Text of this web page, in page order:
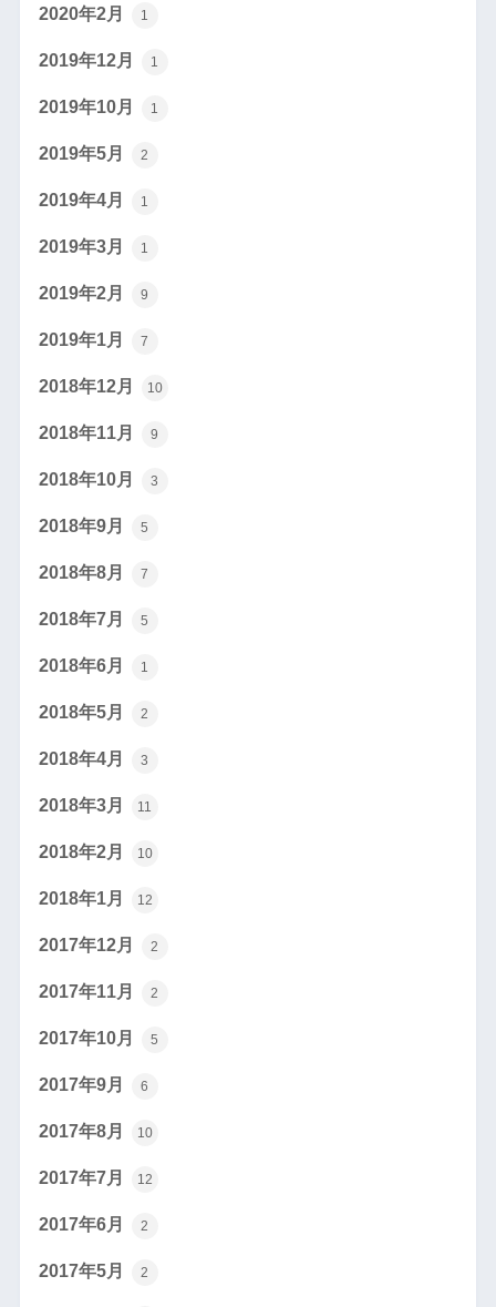
2020年2月 1
2019年12月 1
2019年10月 1
2019年5月 2
2019年4月 1
2019年3月 1
2019年2月 9
2019年1月 7
2018年12月 10
2018年11月 9
2018年10月 3
2018年9月 5
2018年8月 7
2018年7月 5
2018年6月 1
2018年5月 2
2018年4月 3
2018年3月 11
2018年2月 10
2018年1月 12
2017年12月 2
2017年11月 2
2017年10月 5
2017年9月 6
2017年8月 10
2017年7月 12
2017年6月 2
2017年5月 2